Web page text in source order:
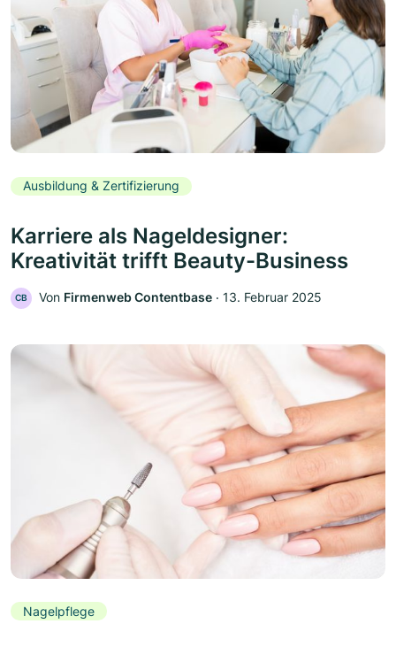
Ausbildung & Zertifizierung
Karriere als Nageldesigner:
Kreativität trifft Beauty-Business
CB Von Firmenweb Contentbase ‧ 13. Februar 2025
Nagelpflege